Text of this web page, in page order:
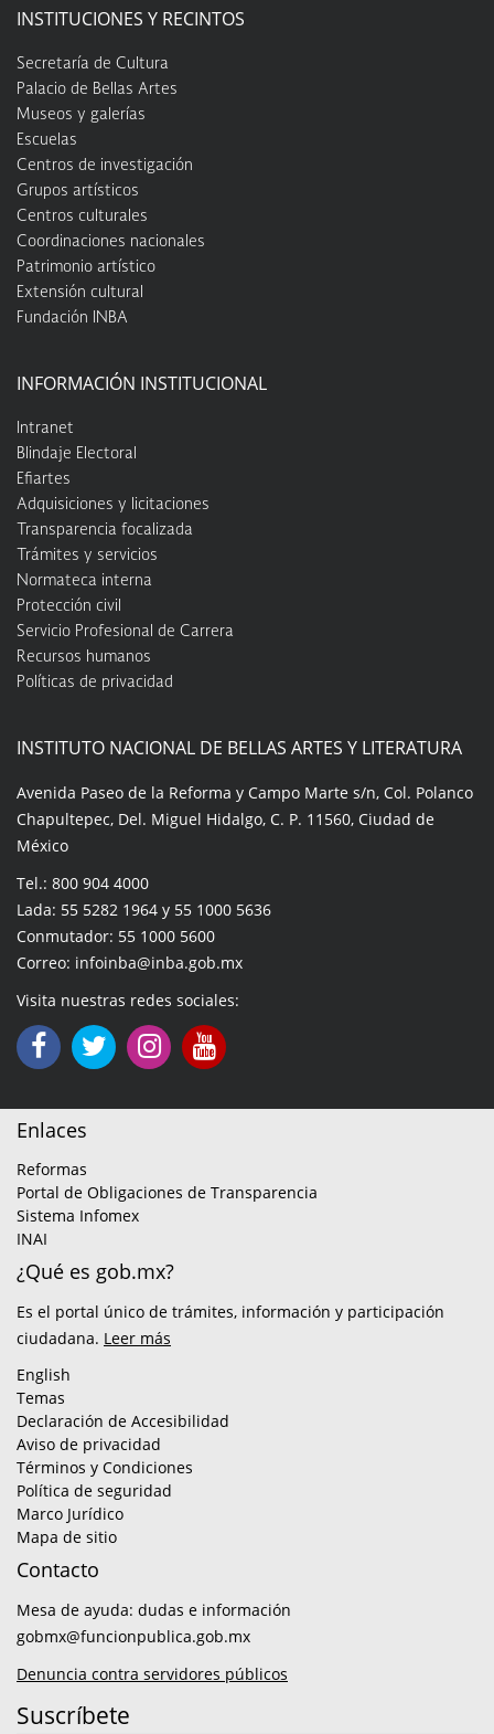
INSTITUCIONES Y RECINTOS
Secretaría de Cultura
Palacio de Bellas Artes
Museos y galerías
Escuelas
Centros de investigación
Grupos artísticos
Centros culturales
Coordinaciones nacionales
Patrimonio artístico
Extensión cultural
Fundación INBA
INFORMACIÓN INSTITUCIONAL
Intranet
Blindaje Electoral
Efiartes
Adquisiciones y licitaciones
Transparencia focalizada
Trámites y servicios
Normateca interna
Protección civil
Servicio Profesional de Carrera
Recursos humanos
Políticas de privacidad
INSTITUTO NACIONAL DE BELLAS ARTES Y LITERATURA
Avenida Paseo de la Reforma y Campo Marte s/n, Col. Polanco
Chapultepec, Del. Miguel Hidalgo, C. P. 11560, Ciudad de
México
Tel.: 800 904 4000
Lada: 55 5282 1964 y 55 1000 5636
Conmutador: 55 1000 5600
Correo: infoinba@inba.gob.mx
Visita nuestras redes sociales:
Enlaces
Reformas
Portal de Obligaciones de Transparencia
Sistema Infomex
INAI
¿Qué es gob.mx?
Es el portal único de trámites, información y participación
ciudadana. Leer más
English
Temas
Declaración de Accesibilidad
Aviso de privacidad
Términos y Condiciones
Política de seguridad
Marco Jurídico
Mapa de sitio
Contacto
Mesa de ayuda: dudas e información
gobmx@funcionpublica.gob.mx
Denuncia contra servidores públicos
Suscríbete